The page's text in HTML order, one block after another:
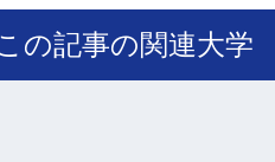
の記事の関連大学